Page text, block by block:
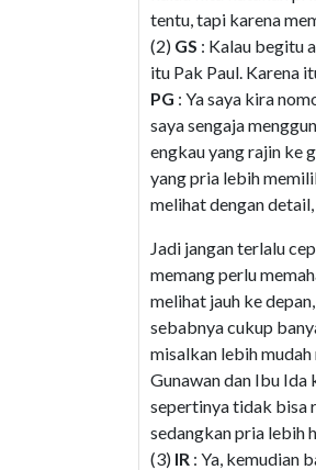
tentu, tapi karena
(2) GS : Kalau begitu
itu Pak Paul. Karena
PG : Ya saya kira
saya sengaja
engkau yang rajin ke
yang pria lebih
melihat dengan
Jadi jangan terlalu
memang perlu
melihat jauh ke
sebabnya cukup
misalkan lebih
Gunawan dan Ibu Ida
sepertinya tidak bisa
sedangkan pria lebih
(3) IR : Ya, kemudian